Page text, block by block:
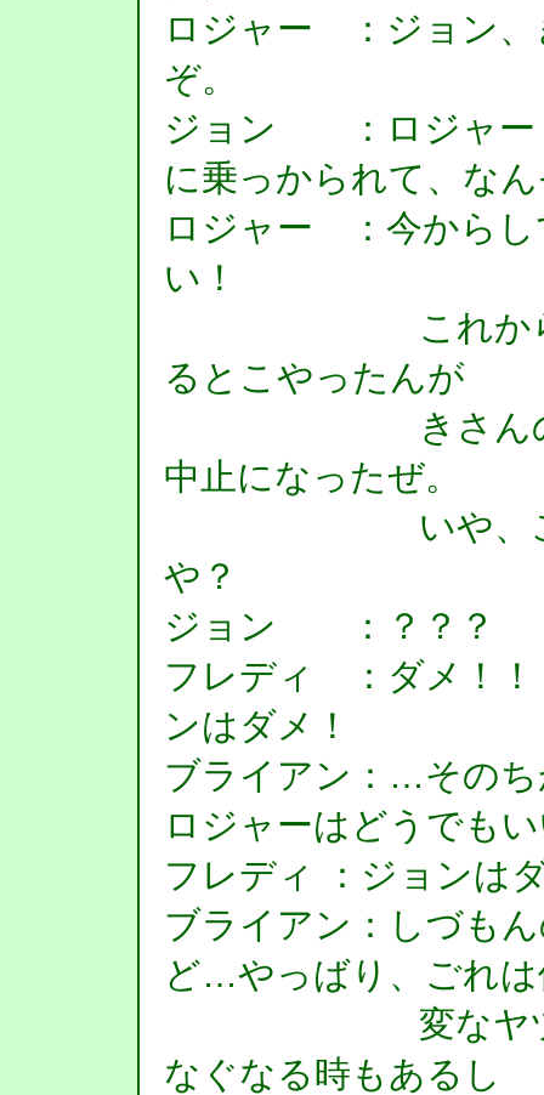
ロジャー ：ジョン、
ぞ。
ジョン ：ロジャー
に乗っかられて、な
ロジャー ：今からし
い！
これから祭（
るとこやったんが
きさんのせい
中止になったぜ。
いや、この際
や？
ジョン ：？？？
フレディ ：ダメ！！
ンはダメ！
ブライアン：…その
ロジャーはどうでも
フレディ ：ジョンは
ブライアン：しづも
ど…やっばり、ごれ
変なヤヅが誰
なぐなる時もあるし